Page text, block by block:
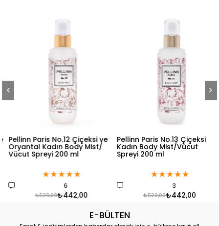
Pellinn Paris No.12 Çiçeksi ve
Oryantal Kadın Body Mist/
Vücut Spreyi 200 ml
★★★★★
₺442,00
₺520,00
Pellinn Paris No.13 Çiçeksi
Kadın Body Mist/Vücut
Spreyi 200 ml
★★★★★
₺442,00
₺520,00
E-BÜLTEN